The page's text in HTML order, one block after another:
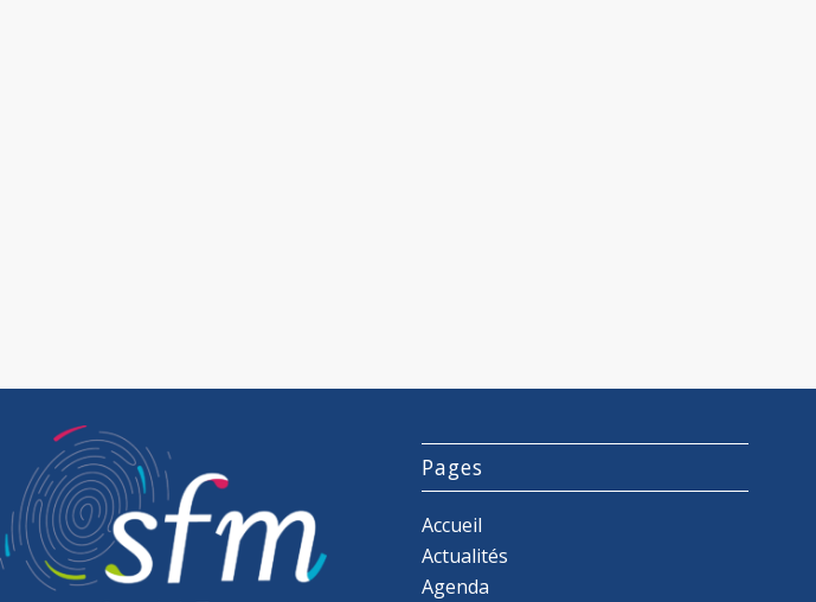
Pages
Accueil
Actualités
Agenda